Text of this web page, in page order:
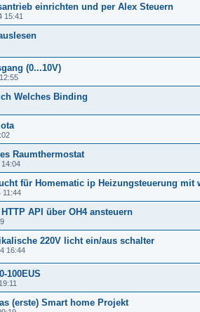
einrichten und per Alex Steuern
15:41
(0...10V)
Welches Binding
Raumthermostat
für Homematic ip Heizungsteuerung mit
11:44
API über OH4 ansteuern
220V licht ein/aus schalter
16:44
100EUS
(erste) Smart home Projekt